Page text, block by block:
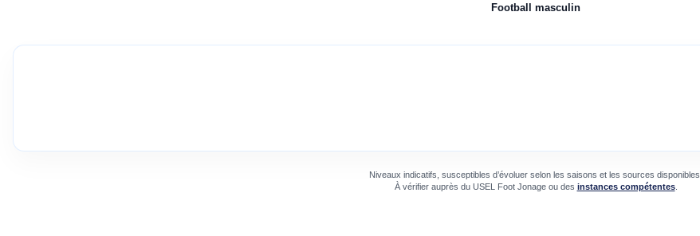
Football masculin
Niveaux indicatifs, susceptibles d’évoluer selon les saisons et les sources disponibles.
À vérifier auprès du USEL Foot Jonageou des instances compétentes.